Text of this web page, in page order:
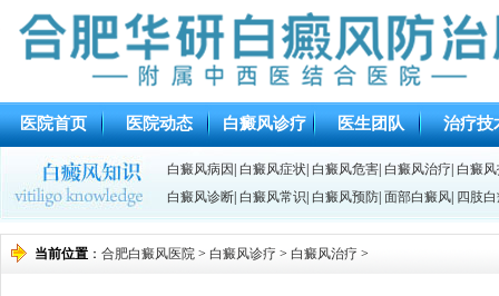
医院首页 医院动态 白癜风诊疗 医生团队 治疗技
白癜风病因 白癜风症状 白癜风危害 白癜风治疗 白癜
白癜风诊断 白癜风常识 白癜风预防 面部白癜风 四肢
当前位置 ： 合肥白癜风医院 > 白癜风诊疗 > 白癜风治疗 >